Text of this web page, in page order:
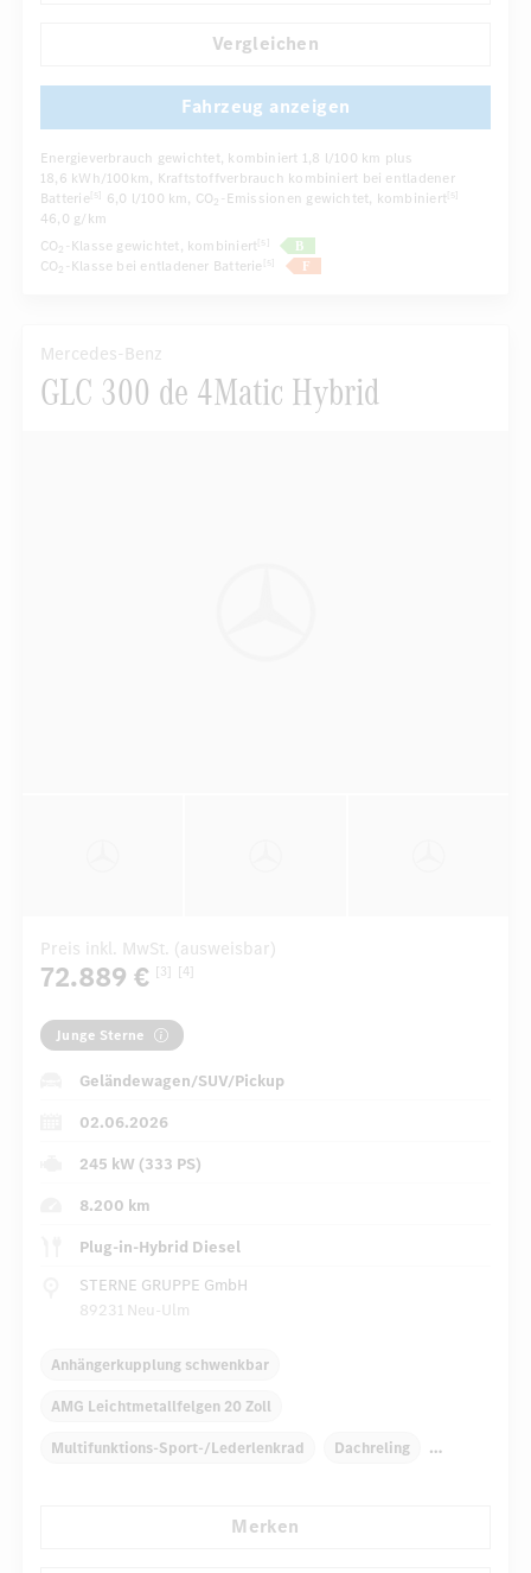
Vergleichen
Fahrzeug anzeigen
Energieverbrauch gewichtet, kombiniert 1,8 l/100 km plus
18,6 kWh/100km, Kraftstoffverbrauch kombiniert bei entladener
Batterie [5] 6,0 l/100 km, CO2 -Emissionen gewichtet, kombiniert [5]
46,0 g/km
CO2 -Klasse gewichtet, kombiniert [5]
CO2 -Klasse bei entladener Batterie [5]
Mercedes-Benz
GLC 300 de 4Matic Hybrid
Preis inkl. MwSt. (ausweisbar)
72.889 € [3] [4]
Junge Sterne
Geländewagen/SUV/Pickup
02.06.2026
245 kW (333 PS)
8.200 km
Plug-in-Hybrid Diesel
STERNE GRUPPE GmbH
89231 Neu-Ulm
Anhängerkupplung schwenkbar
AMG Leichtmetallfelgen 20 Zoll
Multifunktions-Sport-/Lederlenkrad Dachreling
Laderaumabdeckung
Merken